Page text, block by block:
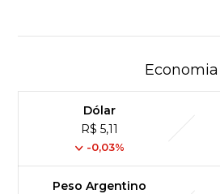
Economia
Dólar
R$ 5,11
-0,03%
Peso Argentino